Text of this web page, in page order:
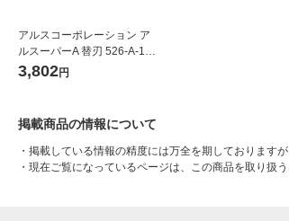
お気に入りに
登録しました
アルスコーポレーション ア
ルスーパーA 替刃 526-A-1 1
個
3,802円
掲載商品の情報について
・ 掲載している情報の精度には万全を期しております
・ 現在ご覧になっているページは、この商品を取り扱